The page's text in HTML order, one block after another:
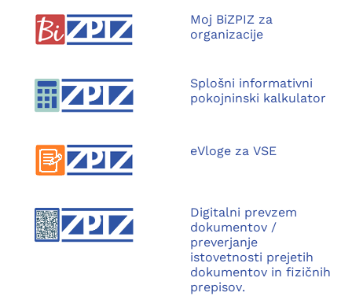
Moj BiZPIZ za
organizacije
Splošni informativni
pokojninski kalkulator
eVloge za VSE
Digitalni prevzem
dokumentov /
preverjanje
istovetnosti prejetih
dokumentov in fizičnih
prepisov.